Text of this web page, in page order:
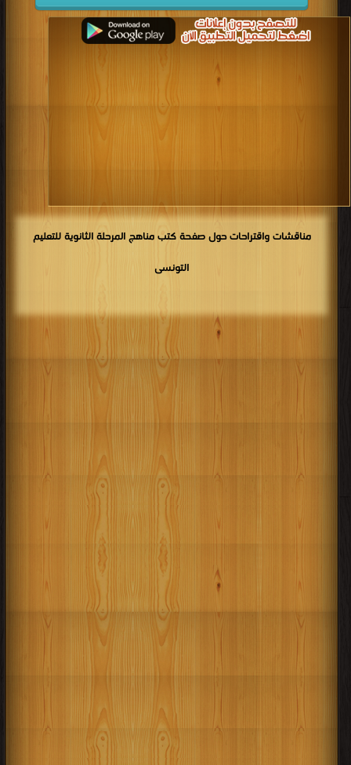
مناقشات واقتراحات حول صفحة كتب مناهج المرحلة الثانوية للتعليم
التونسى